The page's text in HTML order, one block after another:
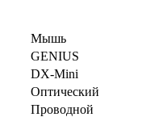
Мышь
GENIUS
DX-Mini
Оптический
Проводной